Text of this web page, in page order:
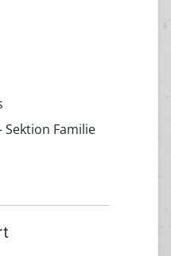
Sektion Familie